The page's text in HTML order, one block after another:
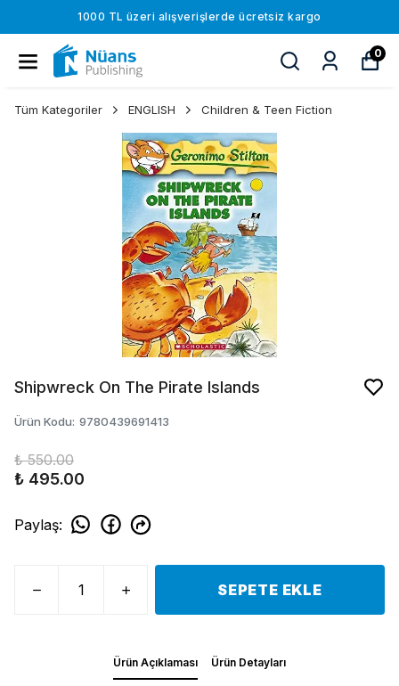
1000 TL üzeri alışverişlerde ücretsiz kargo
0
Tüm Kategoriler ENGLISH Children & Teen Fiction
Shipwreck On The Pirate Islands
Ürün Kodu: 9780439691413
₺ 550.00
₺ 495.00
Paylaş:
SEPETE EKLE
Ürün Açıklaması Ürün Detayları